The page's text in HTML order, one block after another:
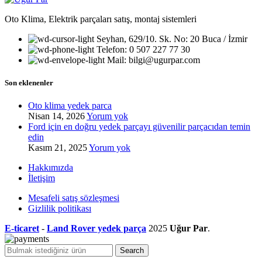
Oto Klima, Elektrik parçaları satış, montaj sistemleri
Seyhan, 629/10. Sk. No: 20 Buca / İzmir
Telefon: 0 507 227 77 30
Mail: bilgi@ugurpar.com
Son eklenenler
Oto klima yedek parca
Nisan 14, 2026Yorum yok
Ford için en doğru yedek parçayı güvenilir parçacıdan temin
edin
Kasım 21, 2025Yorum yok
Hakkımızda
İletişim
Mesafeli satış sözleşmesi
Gizlilik politikası
E-ticaret - Land Rover yedek parça 2025 Uğur Par.
Search